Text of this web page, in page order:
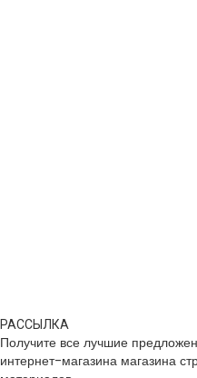
РАССЫЛКА
Получите все лучшие
интернет-магазина магазина